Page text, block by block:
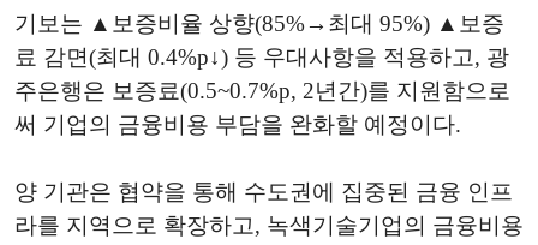
기보는 ▲보증비율 상향(85%→최대 95%) ▲보증
료 감면(최대 0.4%p↓) 등 우대사항을 적용하고, 광
주은행은 보증료(0.5~0.7%p, 2년간)를 지원함으로
써 기업의 금융비용 부담을 완화할 예정이다.
양 기관은 협약을 통해 수도권에 집중된 금융 인프
라를 지역으로 확장하고, 녹색기술기업의 금융비용